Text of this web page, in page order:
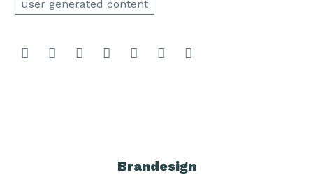
user generated content
Brandesign